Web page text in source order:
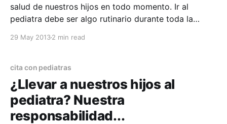
salud de nuestros hijos en todo momento. Ir al
pediatra debe ser algo rutinario durante toda la
experiencia sea más fácil y llevadera tanto para los
29 May 20132 min read
cita con pediatras
¿Llevar a nuestros hijos al
pediatra? Nuestra
responsabilidad...